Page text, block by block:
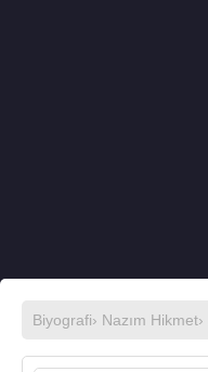
Biyografi› Nazım Hikmet›